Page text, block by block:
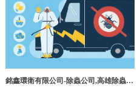
銘鑫環衛有限公司-除蟲公司,高雄除蟲公